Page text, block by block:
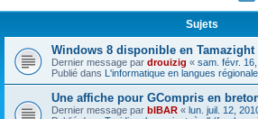
Sujets
Windows 8 disponible en Tamazight
Dernier message par drouizig « sam. févr.
Publié dans L'informatique en langues
Une affiche pour GCompris en
Dernier message par bIBAR « lun. juil. 12,